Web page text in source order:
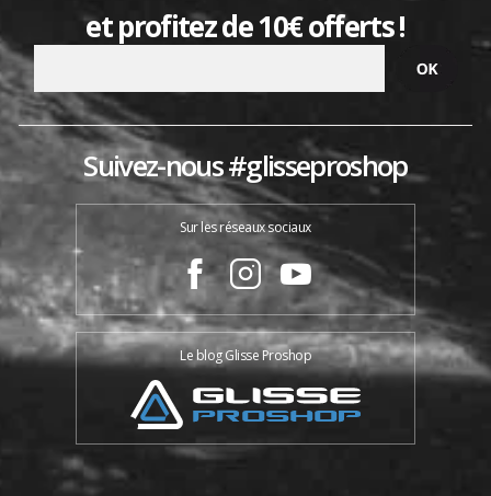
et profitez de 10€ offerts !
Suivez-nous #glisseproshop
Sur les réseaux sociaux
Le blog Glisse Proshop